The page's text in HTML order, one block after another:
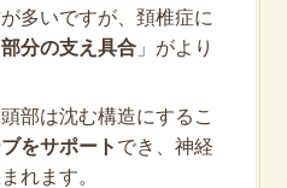
多いですが、頚椎症に
分の支え具合」がより
部は沈む構造にするこ
をサポート でき、神経
れます。